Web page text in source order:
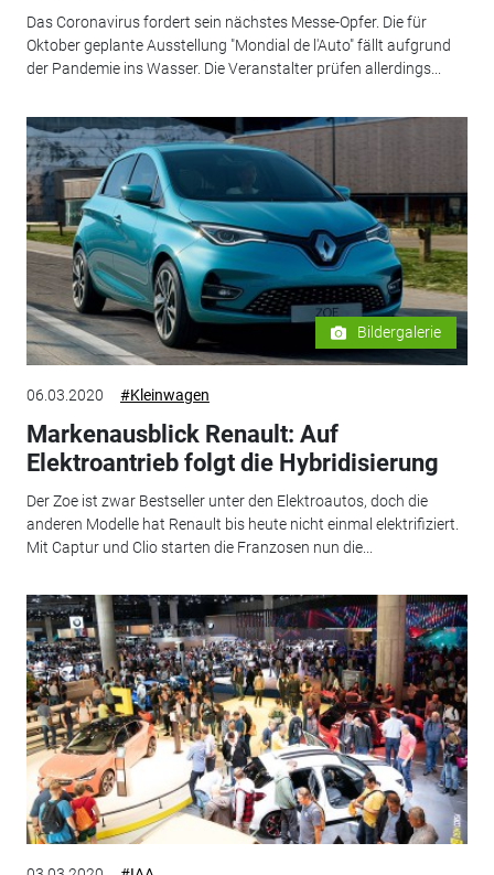
Das Coronavirus fordert sein nächstes Messe-Opfer. Die für
Oktober geplante Ausstellung "Mondial de l'Auto" fällt aufgrund
der Pandemie ins Wasser. Die Veranstalter prüfen allerdings...
Bildergalerie
06.03.2020 #Kleinwagen
Markenausblick Renault: Auf
Elektroantrieb folgt die Hybridisierung
Der Zoe ist zwar Bestseller unter den Elektroautos, doch die
anderen Modelle hat Renault bis heute nicht einmal elektrifiziert.
Mit Captur und Clio starten die Franzosen nun die...